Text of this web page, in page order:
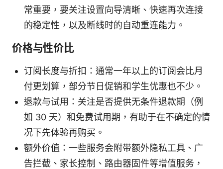
常重要，要关注设置向导清晰、快速再次连接
的稳定性，以及断线时的自动重连能力。
价格与性价比
订阅长度与折扣：通常一年以上的订阅会比月
付更划算，部分节日促销和学生优惠也不少。
退款与试用：关注是否提供无条件退款期（例
如 30 天）和免费试用期，有助于在不确定的情
况下先体验再购买。
额外价值：一些服务会附带额外隐私工具、广
告拦截、家长控制、路由器固件等增值服务，